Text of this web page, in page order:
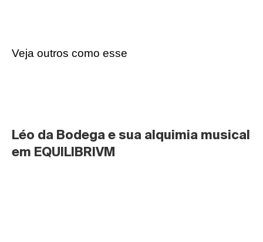
Veja outros como esse
Léo da Bodega e sua alquimia musical
em EQUILIBRIVM